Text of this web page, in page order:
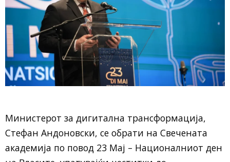
Министерот за дигитална трансформација,
Стефан Андоновски, се обрати на Свечената
академија по повод 23 Мај – Националниот ден